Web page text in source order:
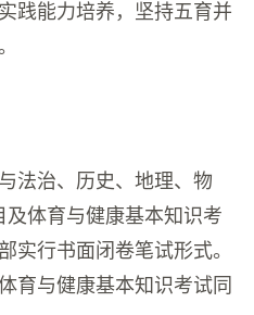
践能力培养，坚持五育并
法治、历史、地理、物
体育与健康基本知识考
实行书面闭卷笔试形式。
育与健康基本知识考试同